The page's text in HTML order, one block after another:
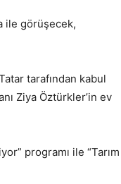
ile görüşecek,
tarafından kabul
Ziya Öztürkler’in ev
programı ile “Tarım